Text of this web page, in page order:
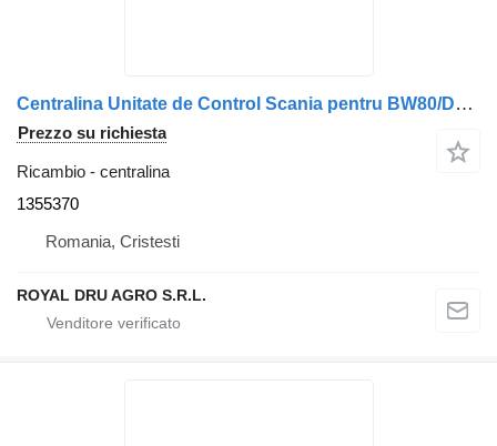
Centralina Unitate de Control Scania pentru BW80/DW80 24V 1355370 per camion Webasto BW80, DW80
Prezzo su richiesta
Ricambio - centralina
1355370
Romania, Cristesti
ROYAL DRU AGRO S.R.L.